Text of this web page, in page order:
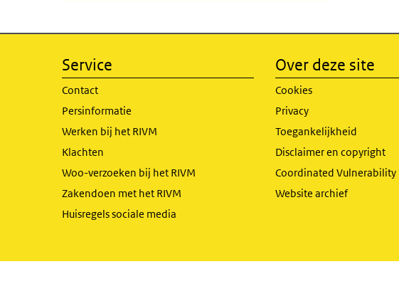
Service
Contact
Persinformatie
Werken bij het RIVM
Klachten
Woo-verzoeken bij het RIVM
Zakendoen met het RIVM
Huisregels sociale media
Over deze site
Cookies
Privacy
Toegankelijkheid
Disclaimer en copyright
Coordinated Vulnerability
Website archief